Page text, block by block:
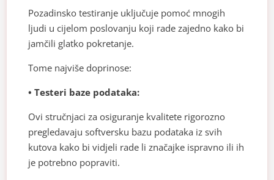
Pozadinsko testiranje uključuje pomoć mnogih
ljudi u cijelom poslovanju koji rade zajedno kako bi
jamčili glatko pokretanje.
Tome najviše doprinose:
• Testeri baze podataka:
Ovi stručnjaci za osiguranje kvalitete rigorozno
pregledavaju softversku bazu podataka iz svih
kutova kako bi vidjeli rade li značajke ispravno ili ih
je potrebno popraviti.